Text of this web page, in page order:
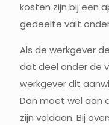
kosten zijn bij een
gedeelte valt
Als de werkgever
dat deel onder de
werkgever dit
Dan moet wel aan
zijn voldaan. Bij